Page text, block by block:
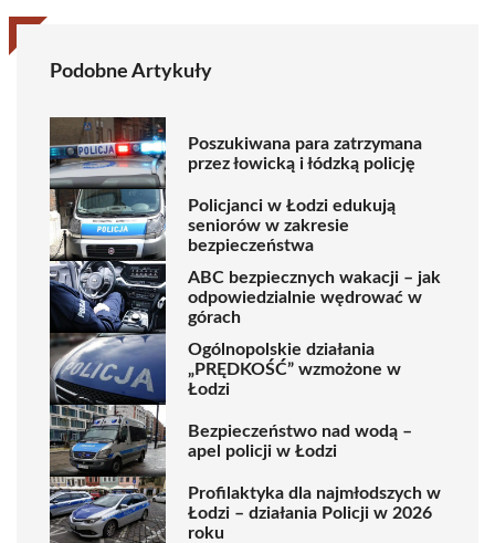
Podobne Artykuły
Poszukiwana para zatrzymana
przez łowicką i łódzką policję
Policjanci w Łodzi edukują
seniorów w zakresie
bezpieczeństwa
ABC bezpiecznych wakacji – jak
odpowiedzialnie wędrować w
górach
Ogólnopolskie działania
„PRĘDKOŚĆ” wzmożone w
Łodzi
Bezpieczeństwo nad wodą –
apel policji w Łodzi
Profilaktyka dla najmłodszych w
Łodzi – działania Policji w 2026
roku